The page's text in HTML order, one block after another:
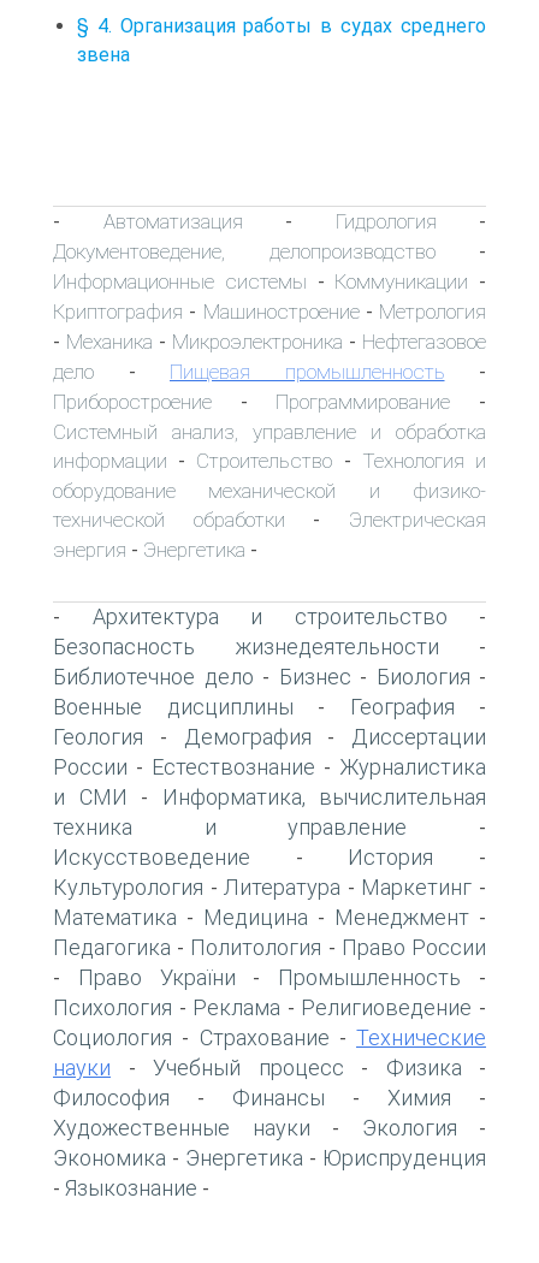
§ 4. Организация работы в судах среднего
звена
- Автоматизация - Гидрология -
Документоведение, делопроизводство-
Информационные системы - Коммуникации -
Криптография - Машиностроение- Метрология
- Механика - Микроэлектроника - Нефтегазовое
дело - Пищевая промышленность -
Приборостроение - Программирование -
Системный анализ, управление и обработка
информации - Строительство - Технология и
оборудование механической и физико-
технической обработки - Электрическая
энергия - Энергетика -
- Архитектура и строительство -
Безопасность жизнедеятельности -
Библиотечное дело - Бизнес - Биология -
Военные дисциплины - География -
Геология - Демография -
Диссертации
России - Естествознание - Журналистика
и СМИ -
Информатика, вычислительная
техника и управление -
Искусствоведение - История -
Культурология - Литература - Маркетинг -
Математика - Медицина - Менеджмент -
Педагогика - Политология - Право России
- Право України - Промышленность -
Психология - Реклама - Религиоведение -
Социология - Страхование - Технические
науки - Учебный процесс - Физика -
Философия - Финансы - Химия -
Художественные науки - Экология -
Экономика - Энергетика - Юриспруденция
- Языкознание -